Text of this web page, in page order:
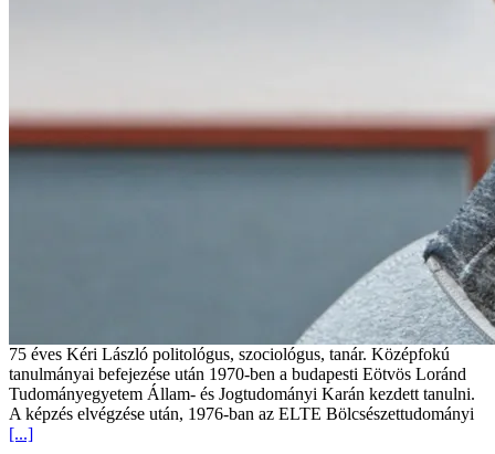
75 éves Kéri László politológus, szociológus, tanár. Középfokú
tanulmányai befejezése után 1970-ben a budapesti Eötvös Loránd
Tudományegyetem Állam- és Jogtudományi Karán kezdett tanulni.
A képzés elvégzése után, 1976-ban az ELTE Bölcsészettudományi
[...]